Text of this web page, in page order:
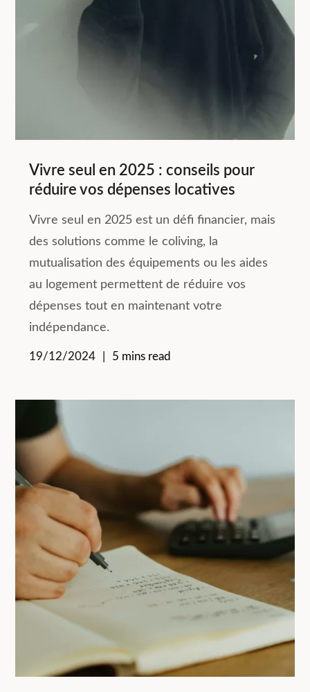
Vivre seul en 2025 : conseils pour
réduire vos dépenses locatives
Vivre seul en 2025 est un défi financier, mais
des solutions comme le coliving, la
mutualisation des équipements ou les aides
au logement permettent de réduire vos
dépenses tout en maintenant votre
indépendance.
19/12/2024 5 mins read